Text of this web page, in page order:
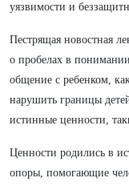
уязвимости и
Пестрящая
о пробелах в
общение с ребенком,
нарушить границы
истинные ценности,
Ценности родились в
опоры, помогающие